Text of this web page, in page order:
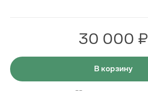
30 000 ₽
В корзину